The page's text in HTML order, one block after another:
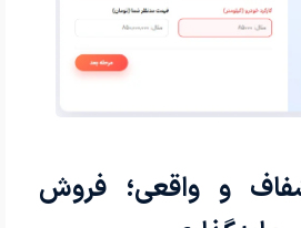
و واقعی؛ فروش